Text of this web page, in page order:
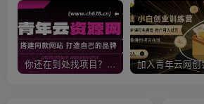
你还在到处找项目？还在当韭菜？我靠卖项目一个月收入5万+，曾经我也是个失败者。